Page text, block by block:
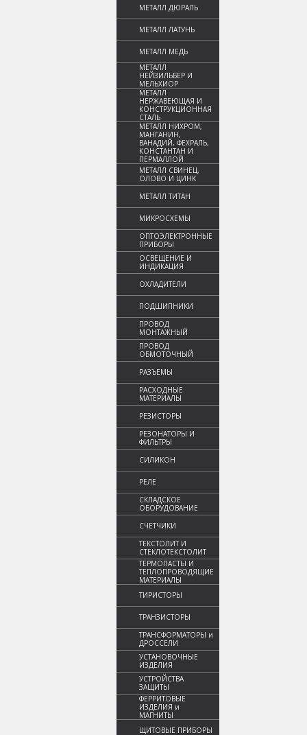
МЕТАЛЛ ДЮРАЛЬ
МЕТАЛЛ ЛАТУНЬ
МЕТАЛЛ МЕДЬ
МЕТАЛЛ
НЕЙЗИЛЬБЕР И
МЕЛЬХИОР
МЕТАЛЛ
НЕРЖАВЕЮЩАЯ И
КОНСТРУКЦИОННАЯ
СТАЛЬ
МЕТАЛЛ НИХРОМ,
МАНГАНИН,
ВАНАДИЙ, ФЕХРАЛЬ,
КОНСТАНТАН И
ПЕРМАЛЛОЙ
МЕТАЛЛ СВИНЕЦ,
ОЛОВО И ЦИНК
МЕТАЛЛ ТИТАН
МИКРОСХЕМЫ
ОПТОЭЛЕКТРОННЫЕ
ПРИБОРЫ
ОСВЕЩЕНИЕ И
ИНДИКАЦИЯ
ОХЛАДИТЕЛИ
ПОДШИПНИКИ
ПРОВОД
МОНТАЖНЫЙ
ПРОВОД
ОБМОТОЧНЫЙ
РАЗЪЕМЫ
РАСХОДНЫЕ
МАТЕРИАЛЫ
РЕЗИСТОРЫ
РЕЗОНАТОРЫ И
ФИЛЬТРЫ
СИЛИКОН
РЕЛЕ
СКЛАДСКОЕ
ОБОРУДОВАНИЕ
СЧЕТЧИКИ
ТЕКСТОЛИТ И
СТЕКЛОТЕКСТОЛИТ
ТЕРМОПАСТЫ И
ТЕПЛОПРОВОДЯЩИЕ
МАТЕРИАЛЫ
ТИРИСТОРЫ
ТРАНЗИСТОРЫ
ТРАНСФОРМАТОРЫ и
ДРОССЕЛИ
УСТАНОВОЧНЫЕ
ИЗДЕЛИЯ
УСТРОЙСТВА
ЗАЩИТЫ
ФЕРРИТОВЫЕ
ИЗДЕЛИЯ и
МАГНИТЫ
ЩИТОВЫЕ ПРИБОРЫ